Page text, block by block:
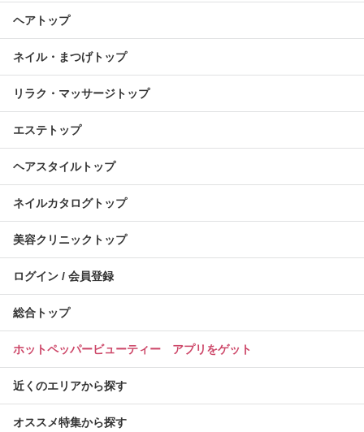
ヘアトップ
ネイル・まつげトップ
リラク・マッサージトップ
エステトップ
ヘアスタイルトップ
ネイルカタログトップ
美容クリニックトップ
ログイン / 会員登録
総合トップ
ホットペッパービューティー アプリをゲット
近くのエリアから探す
オススメ特集から探す